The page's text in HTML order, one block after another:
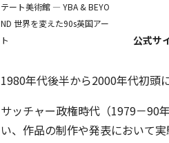
テート美術館 ― YBA & BEYO
ND 世界を変えた90s英国アー
ト
公式サ
1980年代後半から2000年代初頭
サッチャー政権時代（1979－90
い、作品の制作や発表において